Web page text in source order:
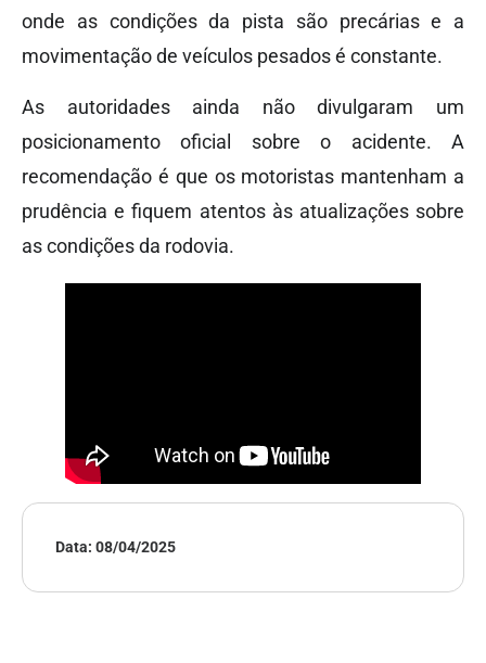
onde as condições da pista são precárias e a
movimentação de veículos pesados é constante.
As autoridades ainda não divulgaram um
posicionamento oficial sobre o acidente. A
recomendação é que os motoristas mantenham a
prudência e fiquem atentos às atualizações sobre
as condições da rodovia.
Data: 08/04/2025